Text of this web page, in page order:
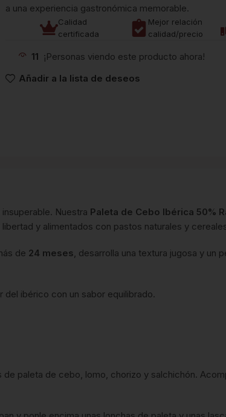
a una experiencia gastronómica memorable.
Calidad
certificada
Mejor relación
calidad/precio
11 ¡Personas viendo este producto ahora!
Añadir a la lista de deseos
Nuestra Paleta de Cebo Ibérica 50%
y alimentados con pastos naturales y
de 24 meses, desarrolla una textura jugosa y un
del ibérico con un sabor equilibrado.
de paleta de cebo, lomo, chorizo y salchichón.